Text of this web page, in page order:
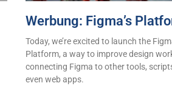
Werbung: Figma’s
Today, we’re excited to launch the
Platform, a way to improve design
connecting Figma to other tools,
even web apps.